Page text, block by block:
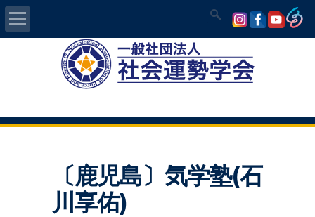
気学/易 セミナー
講師の紹介
〔鹿児島〕気学塾(石
川享佑)